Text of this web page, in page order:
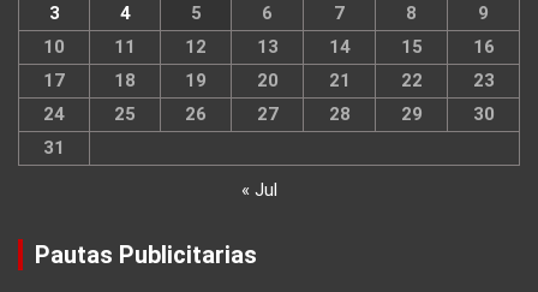
3
4 5 6 7 8
9
10
11 12 13 14 15
16
17
18 19 20 21 22
23
24
25 26 27 28 29
30
31
« Jul
Pautas Publicitarias